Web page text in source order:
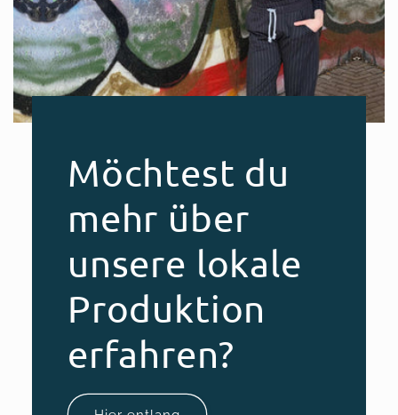
Möchtest du
mehr über
unsere lokale
Produktion
erfahren?